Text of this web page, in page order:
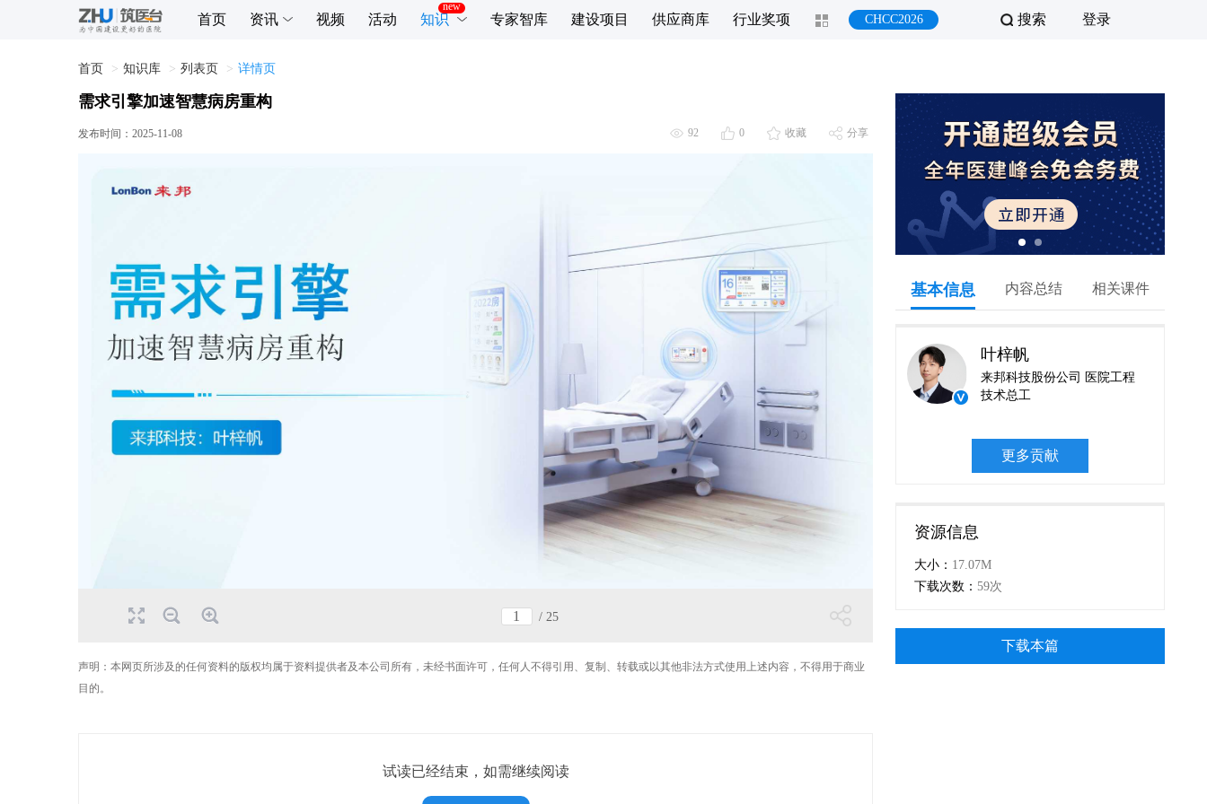
登录
搜索
首页 资讯 视频 活动 知识 专家智库 建设项目 供应商库 行业奖项 CHCC2026
首页 知识库 列表页 详情页
需求引擎加速智慧病房重构
发布时间： 2025-11-08 92 0 收藏 分享
/ 25
声明：本网页所涉及的任何资料的版权均属于资料提供者及本公司所有，未经书面许可，任何人不得引用、复制、转载或以其他非法方式使用上述内容，不得用于商业
目的。
试读已经结束，如需继续阅读
基本信息 内容总结 相关课件
叶梓帆
来邦科技股份公司 医院工程
技术总工
更多贡献
资源信息
大小： 17.07M
下载次数： 59次
下载本篇